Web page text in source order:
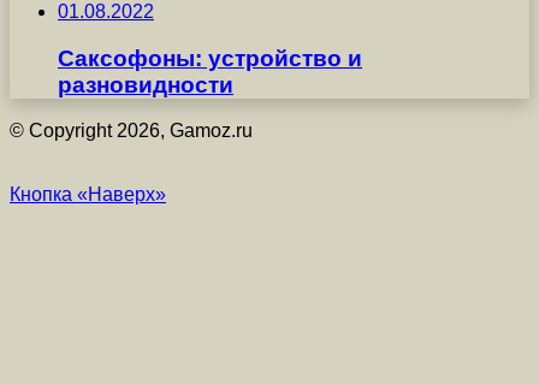
01.08.2022
Саксофоны: устройство и
разновидности
© Copyright 2026, Gamoz.ru
Кнопка «Наверх»